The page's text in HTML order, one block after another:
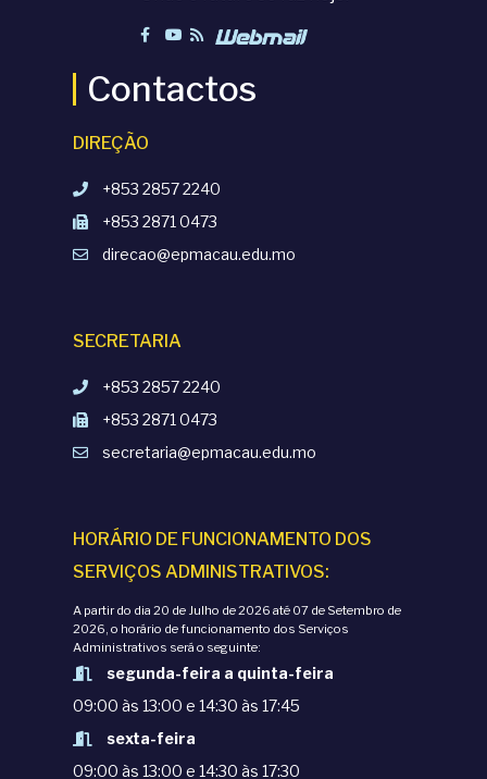
Contactos
DIREÇÃO
+853 2857 2240
+853 2871 0473
direcao@epmacau.edu.mo
SECRETARIA
+853 2857 2240
+853 2871 0473
secretaria@epmacau.edu.mo
HORÁRIO DE FUNCIONAMENTO DOS
SERVIÇOS ADMINISTRATIVOS:
A partir do dia 20 de Julho de 2026 até 07 de Setembro de
2026, o horário de funcionamento dos Serviços
Administrativos será o seguinte:
segunda-feira a quinta-feira
09:00 às 13:00 e 14:30 às 17:45
sexta-feira
09:00 às 13:00 e 14:30 às 17:30